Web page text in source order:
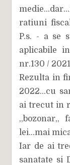
ratiuni
P.s. - a se
aplicabile
nr.130 /
Rezulta in
2022...cu
ai trecut in
,,bozonar,,
lei...mai
Iar de ai
sanatate si